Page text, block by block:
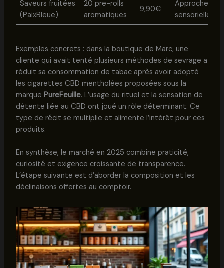
Saveurs fruitées
(PaixBleue)
20 pre-rolls
aromatiques
9,90€
Approche
sensorielle
Exemples concrets : dans la boutique de Marc, une
cliente qui avait tenté plusieurs méthodes de sevrage a
réduit sa consommation de tabac après avoir adopté
les cigarettes CBD mentholées proposées sous la
marque PureFeuille. L’usage du rituel et la sensation de
détente liée au CBD ont joué un rôle déterminant. Ce
type de récit se multiplie et alimente l’intérêt pour ces
produits.
En synthèse, le marché en 2025 combine praticité,
curiosité et exigence croissante de transparence.
L’étape suivante est d’aborder la composition et les
déclinaisons offertes au comptoir.